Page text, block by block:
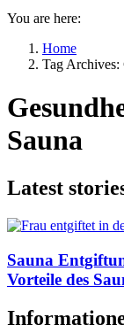
You are here:
Home
Tag Archives:
Sauna
Latest
Sauna
Vorteile des